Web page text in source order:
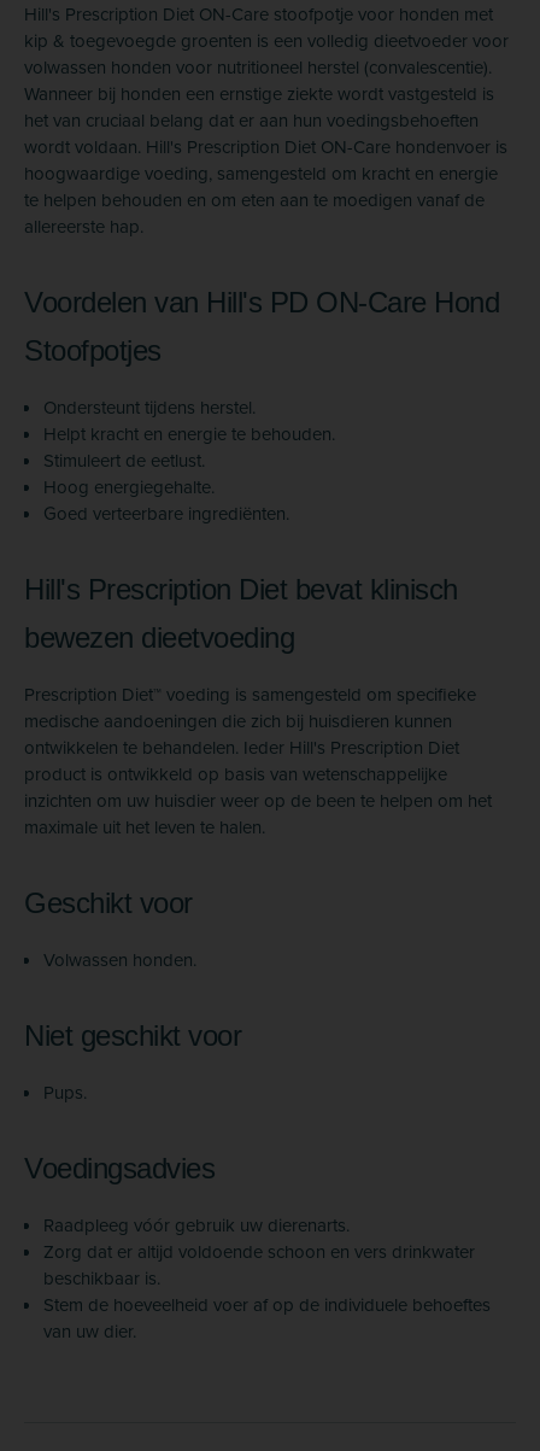
Hill's Prescription Diet ON-Care stoofpotje voor honden met
kip & toegevoegde groenten is een volledig dieetvoeder voor
volwassen honden voor nutritioneel herstel (convalescentie).
Wanneer bij honden een ernstige ziekte wordt vastgesteld is
het van cruciaal belang dat er aan hun voedings­behoeften
wordt voldaan. Hill's Prescription Diet ON-Care hondenvoer is
hoogwaardige voeding, samengesteld om kracht en energie
te helpen behouden en om eten aan te moedigen vanaf de
allereerste hap.
Voordelen van Hill's PD ON-Care Hond
Stoofpotjes
Ondersteunt tijdens herstel.
Helpt kracht en energie te behouden.
Stimuleert de eetlust.
Hoog energiegehalte.
Goed verteerbare ingrediënten.
Hill's Prescription Diet bevat klinisch
bewezen dieetvoeding
Prescription Diet™ voeding is samengesteld om specifieke
medische aandoeningen die zich bij huisdieren kunnen
ontwikkelen te behandelen. Ieder Hill's Prescription Diet
product is ontwikkeld op basis van wetenschappelijke
inzichten om uw huisdier weer op de been te helpen om het
maximale uit het leven te halen.
Geschikt voor
Volwassen honden.
Niet geschikt voor
Pups.
Voedingsadvies
Raadpleeg vóór gebruik uw dierenarts.
Zorg dat er altijd voldoende schoon en vers drinkwater
beschikbaar is.
Stem de hoeveelheid voer af op de individuele behoeftes
van uw dier.